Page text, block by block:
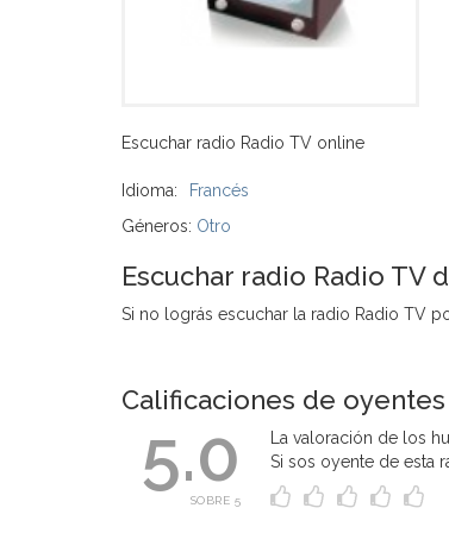
Escuchar radio Radio TV online
Idioma:
Francés
Géneros: Otro
Escuchar radio Radio TV
Si no lográs escuchar la radio Radio TV
Calificaciones de oyentes
5.0
SOBRE 5
La valoración de los
Si sos oyente de esta